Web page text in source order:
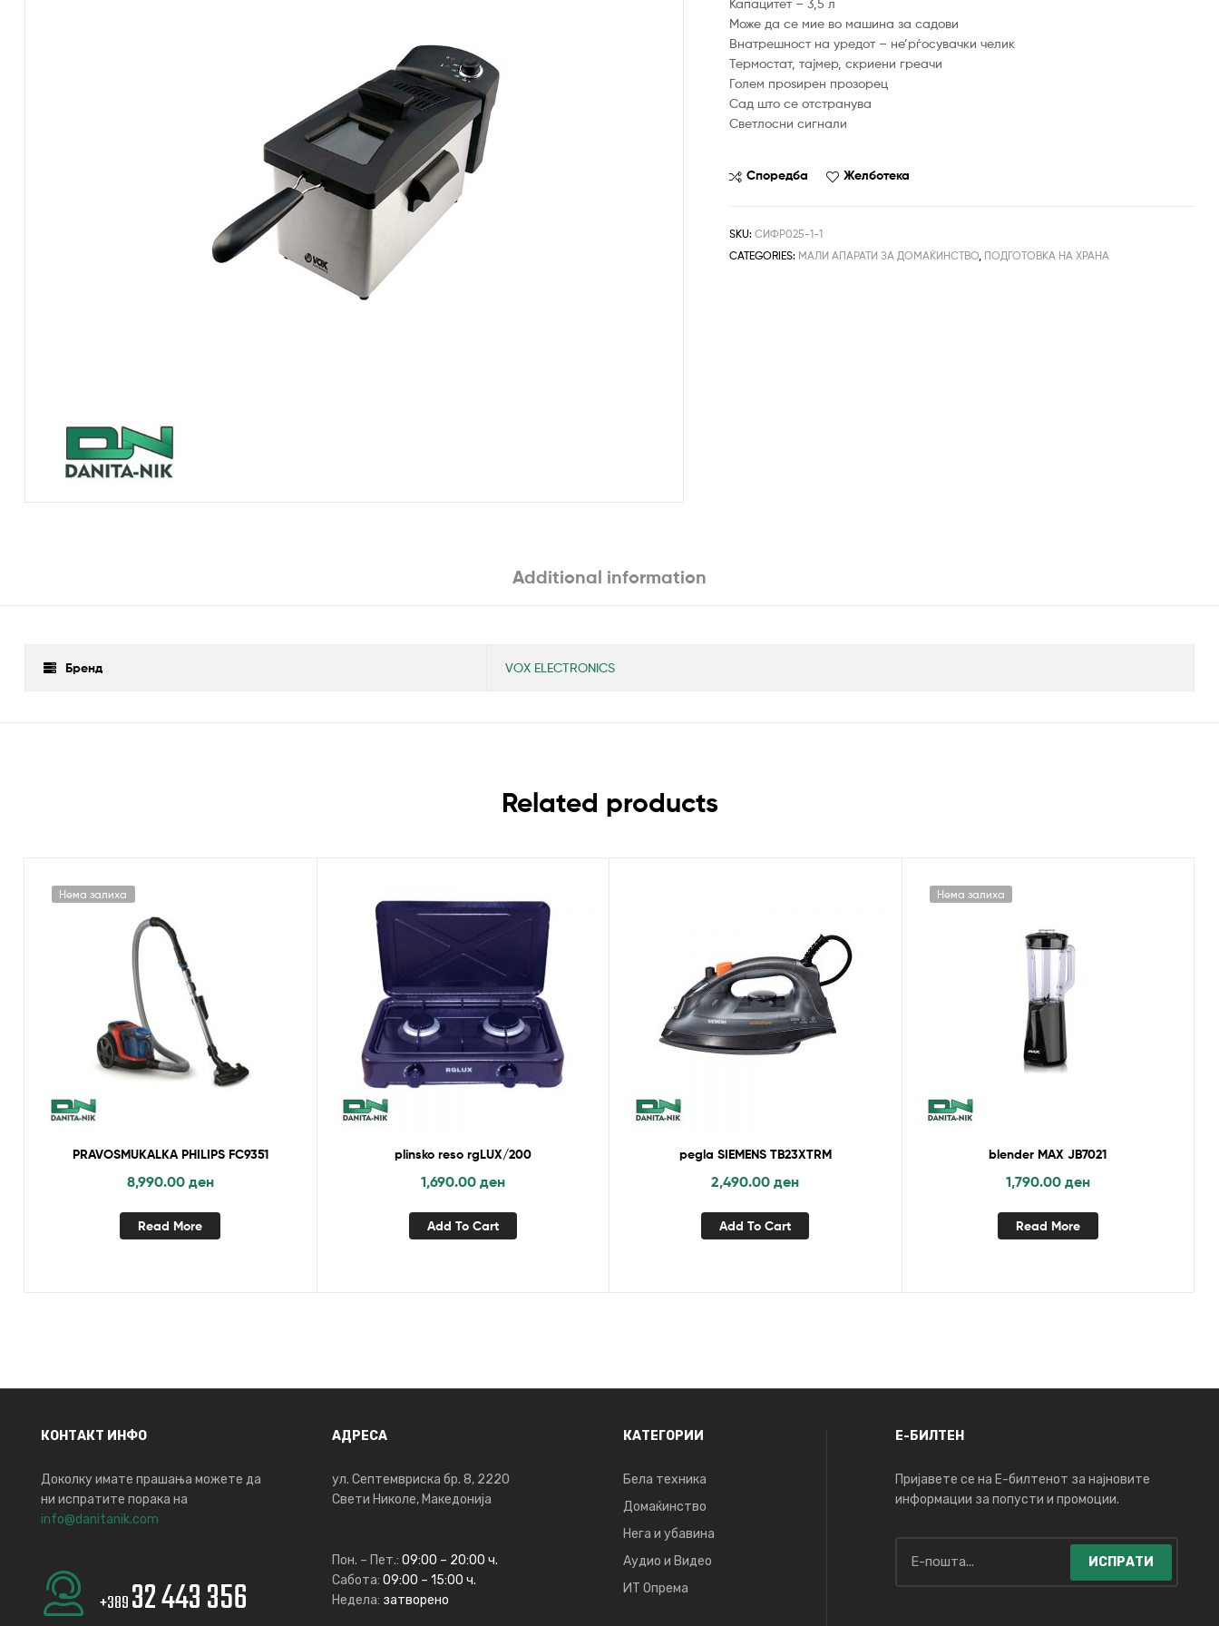
Капацитет – 3,5 л
Може да се мие во машина за садови
Внатрешност на уредот – не’рѓосувачки челик
Термостат, тајмер, скриени греачи
Голем проѕирен прозорец
Сад што се отстранува
Светлосни сигнали
Споредба Желботека
SKU:СИФР025-1-1
CATEGORIES: МАЛИ АПАРАТИ ЗА ДОМАЌИНСТВО, ПОДГОТОВКА НА ХРАНА
Additional information
Бренд VOX ELECTRONICS
Related products
Нема залиха
PRAVOSMUKALKA PHILIPS FC9351
8,990.00 ден
Read More
plinsko reso rgLUX/200
1,690.00 ден
Add To Cart
pegla SIEMENS TB23XTRM
2,490.00ден
Add To Cart
Нема залиха
blender MAX JB7021
1,790.00 ден
Read More
КОНТАКТ ИНФО
Доколку имате прашања можете да
ни испратите порака на
info@danitanik.com
+38932 443 356
АДРЕСА
ул. Септемвриска бр. 8, 2220
Свети Николе, Македонија
Пон. – Пет.: 09:00 – 20:00 ч.
Сабота: 09:00 – 15:00 ч.
Недела: затворено
КАТЕГОРИИ
Бела техника
Домаќинство
Нега и убавина
Аудио и Видео
ИТ Опрема
Е-БИЛТЕН
Пријавете се на Е-билтенот за најновите
информации за попусти и промоции.
ИСПРАТИ